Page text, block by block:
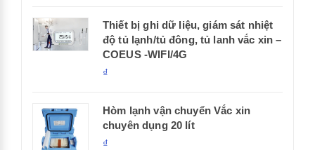
Thiết bị ghi dữ liệu, giám sát nhiệt
độ tủ lạnh/tủ đông, tủ lanh vắc xin –
COEUS -WIFI/4G
₫
Hòm lạnh vận chuyển Vắc xin
chuyên dụng 20 lít
₫